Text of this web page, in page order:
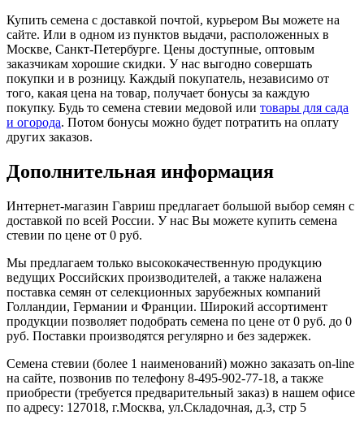
Купить семена с доставкой почтой, курьером Вы можете на
сайте. Или в одном из пунктов выдачи, расположенных в
Москве, Санкт-Петербурге. Цены доступные, оптовым
заказчикам хорошие скидки. У нас выгодно совершать
покупки и в розницу. Каждый покупатель, независимо от
того, какая цена на товар, получает бонусы за каждую
покупку. Будь то семена стевии медовой или товары для сада
и огорода. Потом бонусы можно будет потратить на оплату
других заказов.
Дополнительная информация
Интернет-магазин Гавриш предлагает большой выбор семян с
доставкой по всей России. У нас Вы можете купить семена
стевии по цене от 0 руб.
Мы предлагаем только высококачественную продукцию
ведущих Российских производителей, а также налажена
поставка семян от селекционных зарубежных компаний
Голландии, Германии и Франции. Широкий ассортимент
продукции позволяет подобрать семена по цене от 0 руб. до 0
руб. Поставки производятся регулярно и без задержек.
Семена стевии (более 1 наименований) можно заказать on-line
на сайте, позвонив по телефону 8-495-902-77-18, а также
приобрести (требуется предварительный заказ) в нашем офисе
по адресу: 127018, г.Москва, ул.Складочная, д.3, стр 5